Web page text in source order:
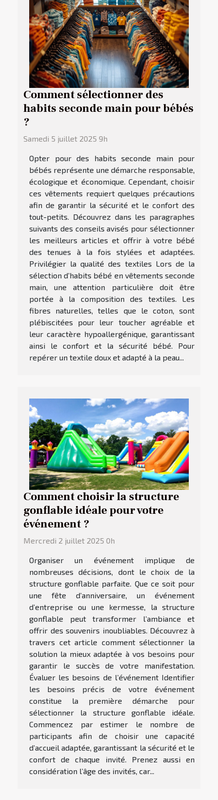
Comment sélectionner des
habits seconde main pour bébés
?
Samedi 5 juillet 2025 9h
Opter pour des habits seconde main pour
bébés représente une démarche responsable,
écologique et économique. Cependant, choisir
ces vêtements requiert quelques précautions
afin de garantir la sécurité et le confort des
tout-petits. Découvrez dans les paragraphes
suivants des conseils avisés pour sélectionner
les meilleurs articles et offrir à votre bébé
des tenues à la fois stylées et adaptées.
Privilégier la qualité des textiles Lors de la
sélection d’habits bébé en vêtements seconde
main, une attention particulière doit être
portée à la composition des textiles. Les
fibres naturelles, telles que le coton, sont
plébiscitées pour leur toucher agréable et
leur caractère hypoallergénique, garantissant
ainsi le confort et la sécurité bébé. Pour
repérer un textile doux et adapté à la peau...
Comment choisir la structure
gonflable idéale pour votre
événement ?
Mercredi 2 juillet 2025 0h
Organiser un événement implique de
nombreuses décisions, dont le choix de la
structure gonflable parfaite. Que ce soit pour
une fête d’anniversaire, un événement
d’entreprise ou une kermesse, la structure
gonflable peut transformer l’ambiance et
offrir des souvenirs inoubliables. Découvrez à
travers cet article comment sélectionner la
solution la mieux adaptée à vos besoins pour
garantir le succès de votre manifestation.
Évaluer les besoins de l’événement Identifier
les besoins précis de votre événement
constitue la première démarche pour
sélectionner la structure gonflable idéale.
Commencez par estimer le nombre de
participants afin de choisir une capacité
d’accueil adaptée, garantissant la sécurité et le
confort de chaque invité. Prenez aussi en
considération l’âge des invités, car...